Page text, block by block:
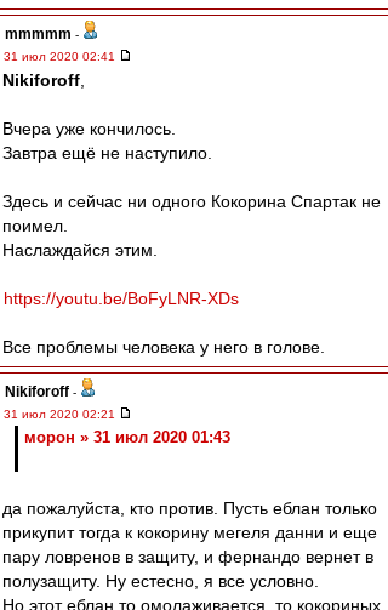
mmmmm -
31 июл 2020 02:41
Nikiforoff
Вчера уже кончилось.
Завтра ещё не наступило.
Здесь и сейчас ни одного Кокорина Спартак не
поимел.
Наслаждайся этим.
https://youtu.be/BoFyLNR-XDs
Все проблемы человека у него в голове.
Nikiforoff -
31 июл 2020 02:21
морон » 31 июл 2020 01:43
да пожалуйста, кто против. Пусть еблан только
прикупит тогда к кокорину мегеля данни и еще
пару ловренов в защиту, и фернандо вернет в
полузащиту. Ну естесно, я все условно.
Но этот еблан то омолаживается, то кокориных